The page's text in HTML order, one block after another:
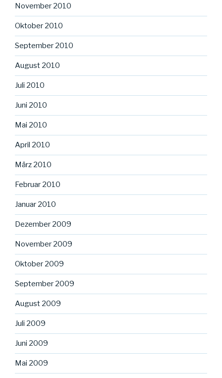
November 2010
Oktober 2010
September 2010
August 2010
Juli 2010
Juni 2010
Mai 2010
April 2010
März 2010
Februar 2010
Januar 2010
Dezember 2009
November 2009
Oktober 2009
September 2009
August 2009
Juli 2009
Juni 2009
Mai 2009